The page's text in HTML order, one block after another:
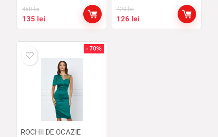
450lei
Prețul
inițial
450 lei.
135 leiPrețul
curent
420lei
Prețul
inițial
126 leiPrețul
curent
- 70%
ROCHII DE OCAZIE